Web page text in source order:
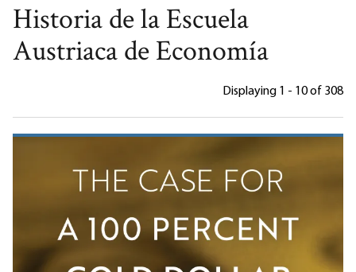
Historia de la Escuela
Austriaca de Economía
Displaying 1 - 10 of 308